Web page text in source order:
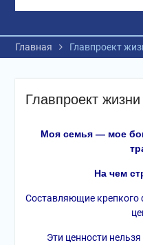
Главная Главпроект
Главпроект
Моя семья — мое
На чем
Составляющие
Эти ценности